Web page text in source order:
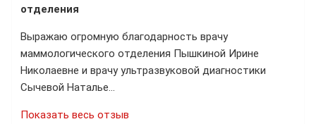
отделения
Выражаю огромную благодарность врачу
маммологического отделения Пышкиной Ирине
Николаевне и врачу ультразвуковой диагностики
Сычевой Наталье…
Показать весь отзыв